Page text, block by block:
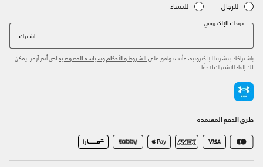
للرجال للنساء
بريدك الإلكتروني
اشترك
باشتراكك بنشرتنا الإلكترونية، فأنت توافق على الشروط والأحكام وسياسة الخصوصية لدى أندر آرمر. يمكن
لك إلغاء الاشتراك لاحقًا.
طرق الدفع المعتمدة